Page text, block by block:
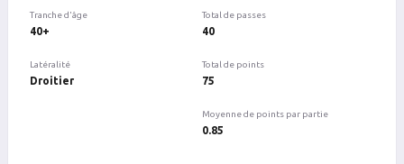
Tranche d'âge
40+
Latéralité
Droitier
Total de passes
40
Total de points
75
Moyenne de points par partie
0.85